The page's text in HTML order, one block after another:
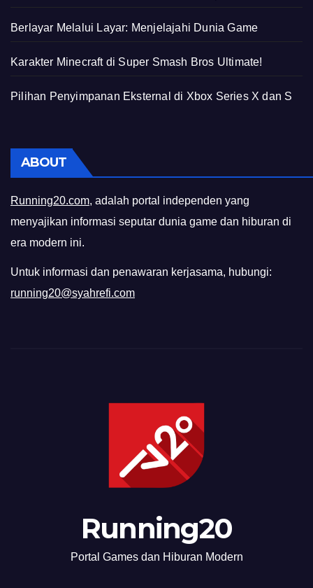
Berlayar Melalui Layar: Menjelajahi Dunia Game
Karakter Minecraft di Super Smash Bros Ultimate!
Pilihan Penyimpanan Eksternal di Xbox Series X dan S
ABOUT
Running20.com, adalah portal independen yang
menyajikan informasi seputar dunia game dan hiburan di
era modern ini.
Untuk informasi dan penawaran kerjasama, hubungi:
running20@syahrefi.com
Running20
Portal Games dan Hiburan Modern